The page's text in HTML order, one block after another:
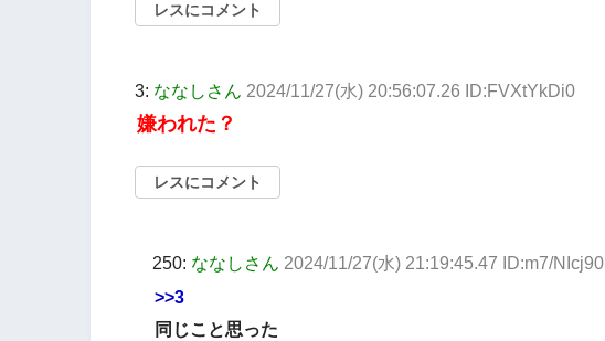
レスにコメント
3: ななしさん 2024/11/27(水) 20:56:07.26 ID:FVXtYkDi0
嫌われた？
レスにコメント
250: ななしさん 2024/11/27(水) 21:19:45.47 ID:m7/NIcj90
>>3
同じこと思った